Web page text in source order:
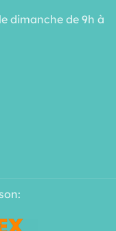
dimanche de 9h à